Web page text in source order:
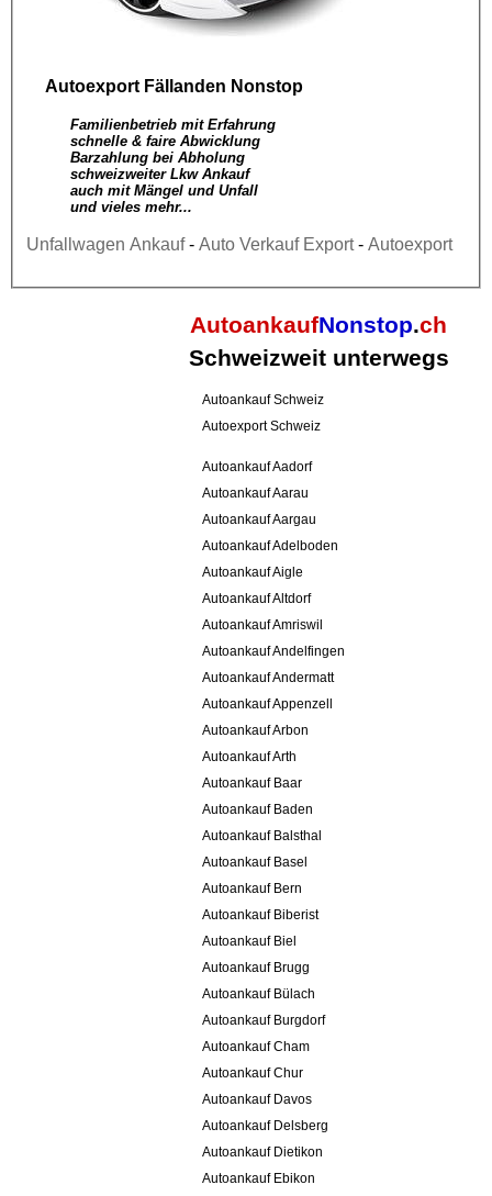
Autoexport Fällanden Nonstop
Familienbetrieb mit Erfahrung
schnelle & faire Abwicklung
Barzahlung bei Abholung
schweizweiter Lkw Ankauf
auch mit Mängel und Unfall
und vieles mehr...
Unfallwagen Ankauf- Auto Verkauf Export- Autoexport
AutoankaufNonstop.ch
Schweizweit unterwegs
Autoankauf Schweiz
Autoexport Schweiz
Autoankauf Aadorf
Autoankauf Aarau
Autoankauf Aargau
Autoankauf Adelboden
Autoankauf Aigle
Autoankauf Altdorf
Autoankauf Amriswil
Autoankauf Andelfingen
Autoankauf Andermatt
Autoankauf Appenzell
Autoankauf Arbon
Autoankauf Arth
Autoankauf Baar
Autoankauf Baden
Autoankauf Balsthal
Autoankauf Basel
Autoankauf Bern
Autoankauf Biberist
Autoankauf Biel
Autoankauf Brugg
Autoankauf Bülach
Autoankauf Burgdorf
Autoankauf Cham
Autoankauf Chur
Autoankauf Davos
Autoankauf Delsberg
Autoankauf Dietikon
Autoankauf Ebikon